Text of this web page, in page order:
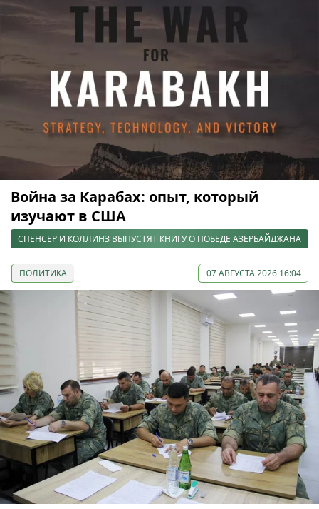
Война за Карабах: опыт, который
изучают в США
СПЕНСЕР И КОЛЛИНЗ ВЫПУСТЯТ КНИГУ О ПОБЕДЕ АЗЕРБАЙДЖАНА
ПОЛИТИКА 07 АВГУСТА 2026 16:04